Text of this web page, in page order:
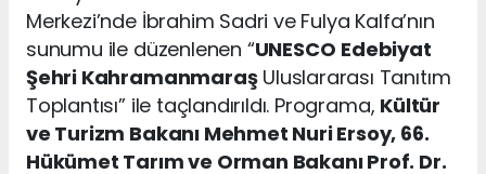
Merkezi’nde İbrahim Sadri ve Fulya Kalfa’nın
sunumu ile düzenlenen “UNESCO Edebiyat
Şehri KahramanmaraşUluslararası Tanıtım
Toplantısı” ile taçlandırıldı. Programa, Kültür
ve Turizm Bakanı Mehmet Nuri Ersoy, 66.
Hükümet Tarım ve Orman Bakanı Prof. Dr.